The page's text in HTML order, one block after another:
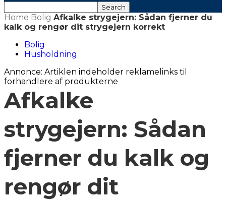
Home Bolig Afkalke strygejern: Sådan fjerner du
kalk og rengør dit strygejern korrekt
Bolig
Husholdning
Annonce: Artiklen indeholder reklamelinks til
forhandlere af produkterne
Afkalke
strygejern: Sådan
fjerner du kalk og
rengør dit